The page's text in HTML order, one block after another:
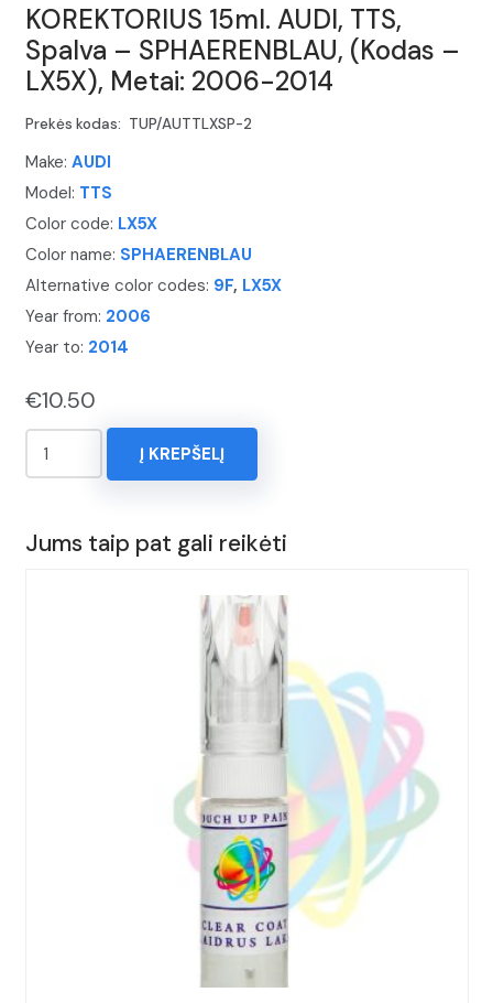
KOREKTORIUS 15ml. AUDI, TTS,
Spalva – SPHAERENBLAU, (Kodas –
LX5X), Metai: 2006-2014
Prekės kodas: TUP/AUTTLXSP-2
Make: AUDI
Model: TTS
Color code: LX5X
Color name: SPHAERENBLAU
Alternative color codes: 9F, LX5X
Year from: 2006
Year to: 2014
€10.50
produkto
kiekis:
15ml.
Į KREPŠELĮ
Jums taip pat gali reikėti